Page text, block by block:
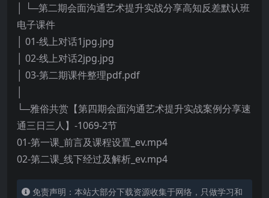
│ └─第二期会面沟通艺术提升实战分享高知反差默认班
电子课件
│ 01-线上对话1jpg.jpg
│ 02-线上对话2jpg.jpg
│ 03-第二期课件整理pdf.pdf
└─雅俗共赏【第四期会面沟通艺术提升实战案例分享速
通三日三人】-1069-2节
01-第一课_前言及课程设置_ev.mp4
02-第二课_线下经过及解析_ev.mp4
免责声明：本站大部分下载资源收集于网络，只做学习和